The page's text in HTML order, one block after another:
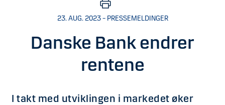
23. AUG. 2023 – PRESSEMELDINGER
Danske Bank endrer
rentene
I takt med utviklingen i markedet øker